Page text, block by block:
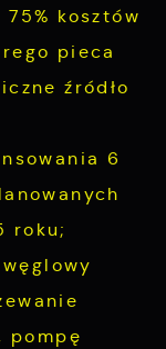
kosztów
pieca
źródło
6
roku;
pompę